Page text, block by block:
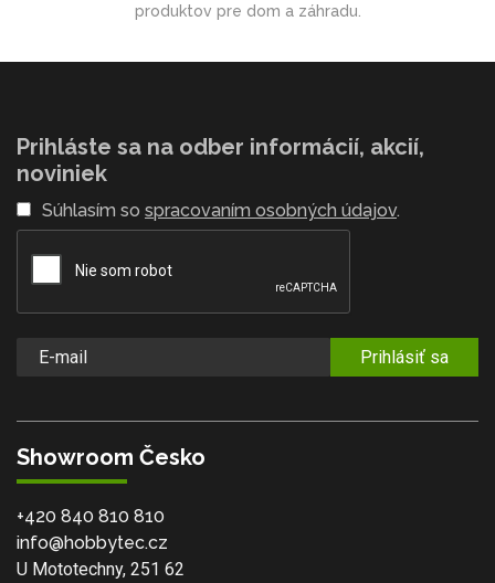
produktov pre dom a záhradu.
Prihláste sa na odber informácií, akcií,
noviniek
Súhlasím so spracovaním osobných údajov.
Prihlásiť sa
Showroom Česko
+420 840 810 810
info@hobbytec.cz
U Mototechny, 251 62